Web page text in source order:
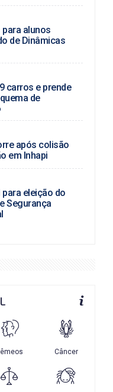
alunos
de Dinâmicas
carros e prende
de
após colisão
em Inhapi
eleição do
Segurança